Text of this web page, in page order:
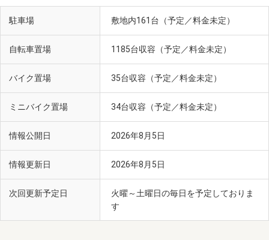
駐車場 敷地内161台（予定／料金未定）
自転車置場 1185台収容（予定／料金未定）
バイク置場 35台収容（予定／料金未定）
ミニバイク置場 34台収容（予定／料金未定）
情報公開日 2026年8月5日
情報更新日 2026年8月5日
次回更新予定日
火曜～土曜日の毎日を予定しておりま
す